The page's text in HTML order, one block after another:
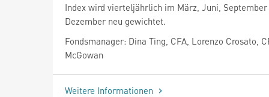
Index wird vierteljährlich im März, Juni, September
Dezember neu gewichtet.
Fondsmanager: Dina Ting, CFA, Lorenzo Crosato,
McGowan
Weitere Informationen